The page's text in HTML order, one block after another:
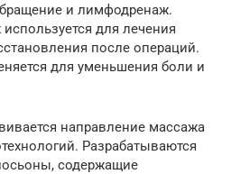
и лимфодренаж.
для лечения
после операций.
для уменьшения боли и
направление массажа
Разрабатываются
содержащие